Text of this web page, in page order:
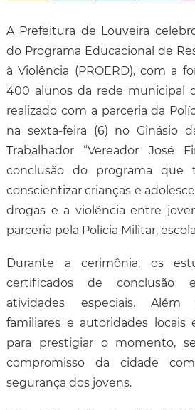
A Prefeitura de Louveira
do Programa Educacional de
à Violência (PROERD), com a
400 alunos da rede municipal
realizado com a parceria da
na sexta-feira (6) no Ginásio
Trabalhador “Vereador José
conclusão do programa que
conscientizar crianças e
drogas e a violência entre
parceria pela Polícia Militar,
Durante a cerimônia, os
certificados de conclusão
atividades especiais. Além
familiares e autoridades locais
para prestigiar o momento,
compromisso da cidade
segurança dos jovens.